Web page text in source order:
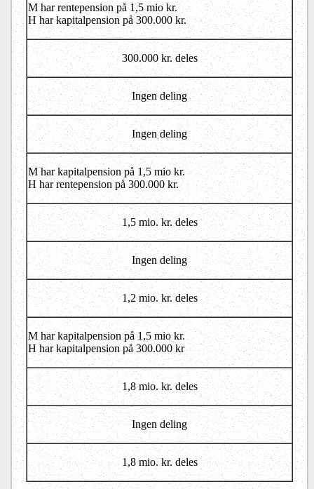
M har rentepension på 1,5 mio kr.
H har kapitalpension på 300.000 kr.
300.000 kr. deles
Ingen deling
Ingen deling
M har kapitalpension på 1,5 mio kr.
H har rentepension på 300.000 kr.
1,5 mio. kr. deles
Ingen deling
1,2 mio. kr. deles
M har kapitalpension på 1,5 mio kr.
H har kapitalpension på 300.000 kr
1,8 mio. kr. deles
Ingen deling
1,8 mio. kr. deles